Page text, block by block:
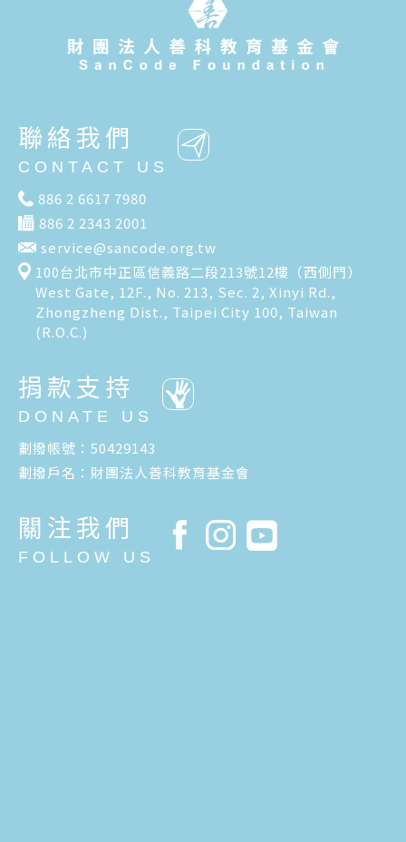
聯絡我們
CONTACT US
886 2 6617 7980
886 2 2343 2001
service@sancode.org.tw
100台北市中正區信義路二段213號12樓（西側門）
West Gate, 12F., No. 213, Sec. 2, Xinyi Rd.,
Zhongzheng Dist., Taipei City 100, Taiwan
(R.O.C.)
捐款支持
DONATE US
劃撥帳號：50429143
劃撥戶名：財團法人善科教育基金會
關注我們
FOLLOW US